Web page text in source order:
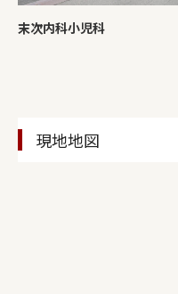
末次内科小児科
現地地図